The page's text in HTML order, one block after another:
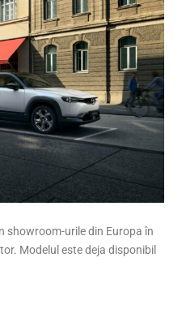
showroom-urile din Europa în
Modelul este deja disponibil